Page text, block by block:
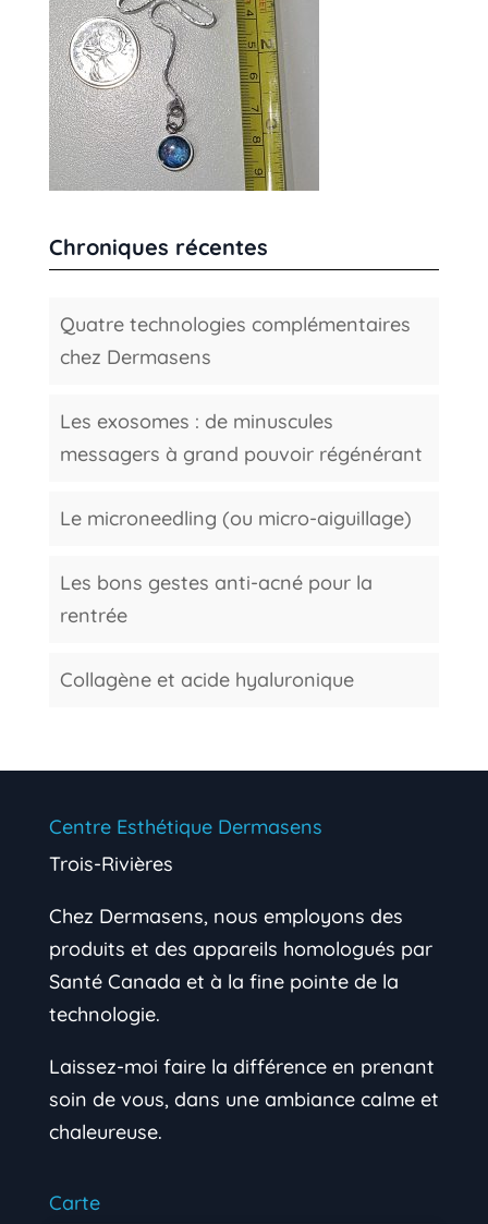
Chroniques récentes
Quatre technologies complémentaires
chez Dermasens
Les exosomes : de minuscules
messagers à grand pouvoir régénérant
Le microneedling (ou micro-aiguillage)
Les bons gestes anti-acné pour la
rentrée
Collagène et acide hyaluronique
Centre Esthétique Dermasens
Trois-Rivières
Chez Dermasens, nous employons des
produits et des appareils homologués par
Santé Canada et à la fine pointe de la
technologie.
Laissez-moi faire la différence en prenant
soin de vous, dans une ambiance calme et
chaleureuse.
Carte